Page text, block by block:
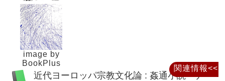
image by
BookPlus
近代ヨーロッパ宗教文化論 : 姦通小説・ナ
関連情報<<